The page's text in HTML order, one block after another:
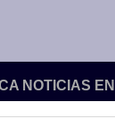
NOTICIAS